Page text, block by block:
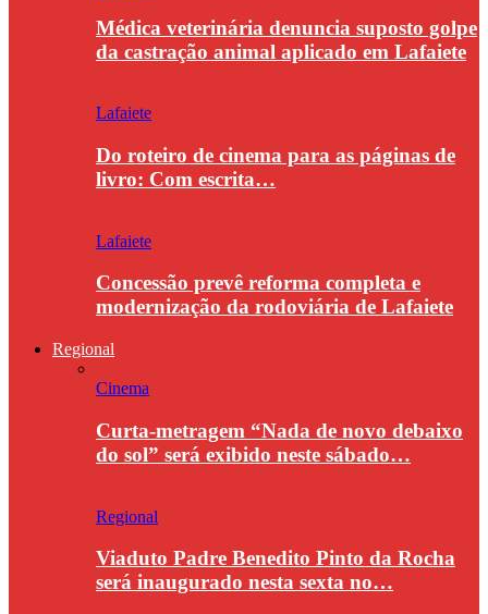
Médica veterinária denuncia suposto golpe
da castração animal aplicado em Lafaiete
Lafaiete
Do roteiro de cinema para as páginas de
livro: Com escrita…
Lafaiete
Concessão prevê reforma completa e
modernização da rodoviária de Lafaiete
Regional
Cinema
Curta-metragem “Nada de novo debaixo
do sol” será exibido neste sábado…
Regional
Viaduto Padre Benedito Pinto da Rocha
será inaugurado nesta sexta no…